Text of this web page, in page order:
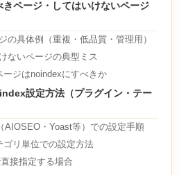
ページ・してはいけないページ
の具体例（重複・低品質・管理用）
ないページの典型ミス
ージはnoindexにすべきか
設定方法（プラグイン・テー
AIOSEO・Yoast等）での設定手順
ゴリ単位での設定方法
接指定する場合